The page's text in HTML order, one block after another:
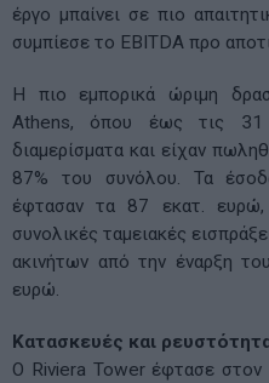
έργο μπαίνει σε πιο
συμπίεσε το EBITDA προ
Η πιο εμπορικά ώριμη
Athens, όπου έως τις 31
διαμερίσματα και είχαν
87% του συνόλου. Τα
έφτασαν τα 87 εκατ.
συνολικές ταμειακές
ακινήτων από την έναρξη
ευρώ.
Κατασκευές και
Ο Riviera Tower έφτασε